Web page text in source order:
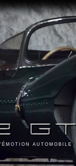
AUTOMOBILE